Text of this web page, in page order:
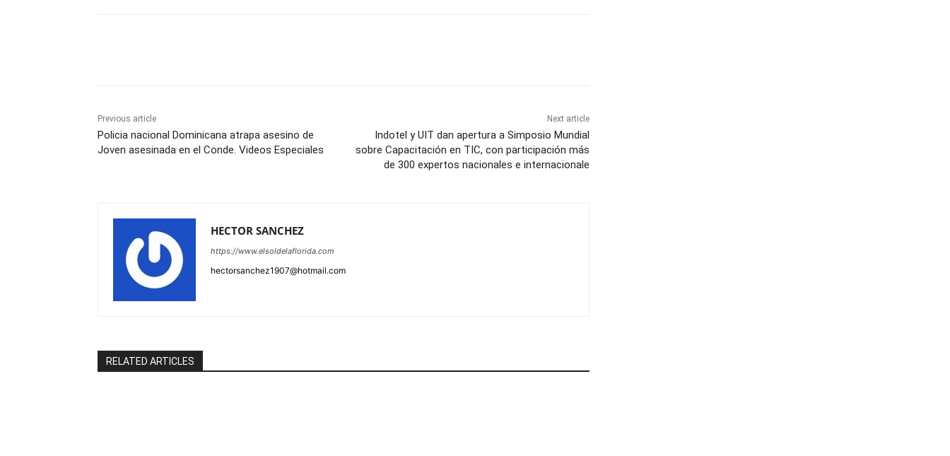
Previous article
Policia nacional Dominicana atrapa asesino de
Joven asesinada en el Conde. Videos Especiales
Next article
Indotel y UIT dan apertura a Simposio Mundial
sobre Capacitación en TIC, con participación más
de 300 expertos nacionales e internacionale
HECTOR SANCHEZ
https://www.elsoldelaflorida.com
hectorsanchez1907@hotmail.com
RELATED ARTICLES